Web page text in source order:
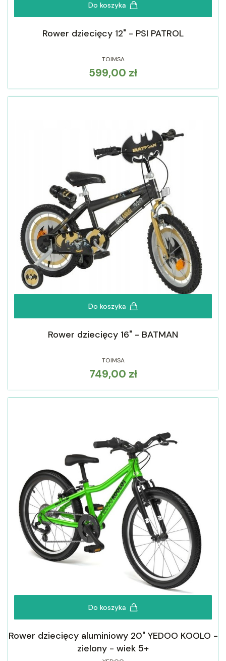
Do koszyka
Rower dziecięcy 12" - PSI PATROL
TOIMSA
Cena
599,00 zł
Do koszyka
Rower dziecięcy 16" - BATMAN
TOIMSA
Cena
749,00 zł
Do koszyka
Rower dziecięcy aluminiowy 20" YEDOO KOOLO -
zielony - wiek 5+